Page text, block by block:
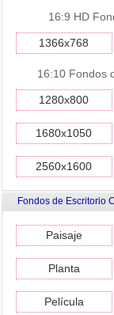
16:9 HD
1366x768
16:10 Fondos
1280x800
1680x1050
2560x1600
Fondos de Escritorio
Paisaje
Planta
Película